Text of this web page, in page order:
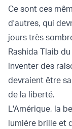
Ce sont ces
d'autres, qui
jours très
Rashida Tlaib
inventer des
devraient être
de la liberté.
L'Amérique, la
lumière brille et